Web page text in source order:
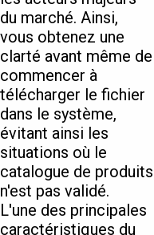
du marché. Ainsi,
vous obtenez une
clarté avant même de
commencer à
télécharger le fichier
dans le système,
évitant ainsi les
situations où le
catalogue de produits
n'est pas validé.
L'une des principales
caractéristiques du